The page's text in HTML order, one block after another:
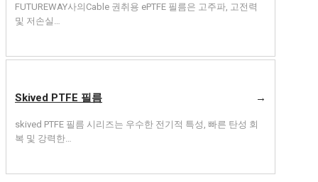
FUTUREWAY사의Cable 권취용 ePTFE 필름은 고주파, 고전력
및 저손실…
Skived PTFE 필름 →
skived PTFE 필름 시리즈는 우수한 전기적 특성, 빠른 탄성 회
복 및 강력한…